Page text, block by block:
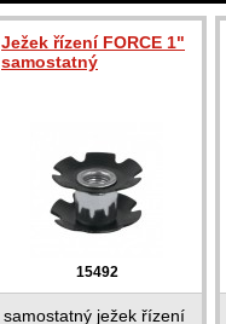
Ježek řízení FORCE 1"
samostatný
15492
samostatný ježek řízení